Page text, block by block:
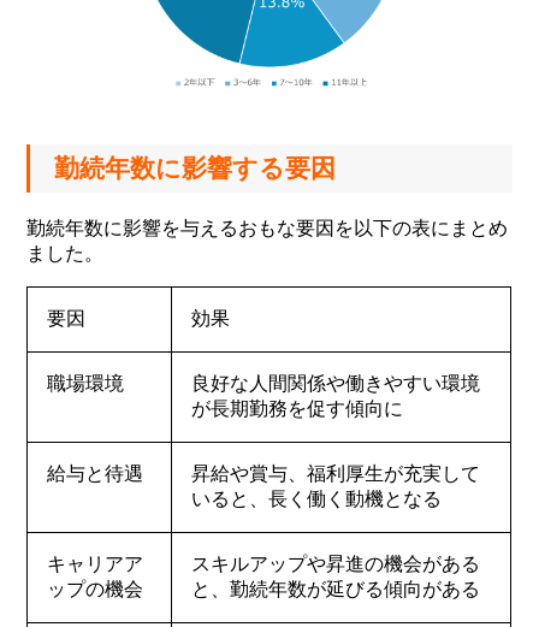
勤続年数に影響する要因
勤続年数に影響を与えるおもな要因を以下の表にまとめ
ました。
要因 効果
職場環境
良好な人間関係や働きやすい環境
が長期勤務を促す傾向に
給与と待遇
昇給や賞与、福利厚生が充実して
いると、長く働く動機となる
キャリアア
ップの機会
スキルアップや昇進の機会がある
と、勤続年数が延びる傾向がある